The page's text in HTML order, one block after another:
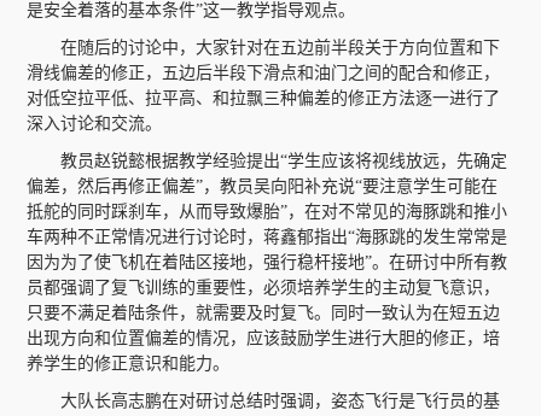
是安全着落的基本条件”这一教学指导观点。
在随后的讨论中，大家针对在五边前半段关于方向位置和下
滑线偏差的修正，五边后半段下滑点和油门之间的配合和修正，
对低空拉平低、拉平高、和拉飘三种偏差的修正方法逐一进行了
深入讨论和交流。
教员赵锐懿根据教学经验提出“学生应该将视线放远，先确定
偏差，然后再修正偏差”，教员吴向阳补充说“要注意学生可能在
抵舵的同时踩刹车，从而导致爆胎”，在对不常见的海豚跳和推小
车两种不正常情况进行讨论时，蒋鑫郁指出“海豚跳的发生常常是
因为为了使飞机在着陆区接地，强行稳杆接地”。在研讨中所有教
员都强调了复飞训练的重要性，必须培养学生的主动复飞意识，
只要不满足着陆条件，就需要及时复飞。同时一致认为在短五边
出现方向和位置偏差的情况，应该鼓励学生进行大胆的修正，培
养学生的修正意识和能力。
大队长高志鹏在对研讨总结时强调，姿态飞行是飞行员的基